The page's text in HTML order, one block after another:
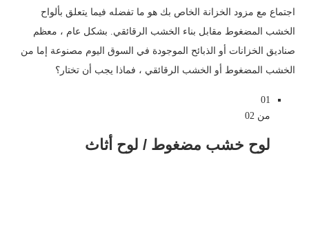
اجتماع مع مزود الخزانة الخاص بك هو ما تفضله فيما يتعلق بألواح
الخشب المضغوط مقابل بناء الخشب الرقائقي. بشكل عام ، معظم
صناديق الخزانات أو الذبائح الموجودة في السوق اليوم مصنوعة إما من
الخشب المضغوط أو الخشب الرقائقي ، فماذا يجب أن تختار؟
01
من 02
لوح خشب مضغوط / لوح أثاث